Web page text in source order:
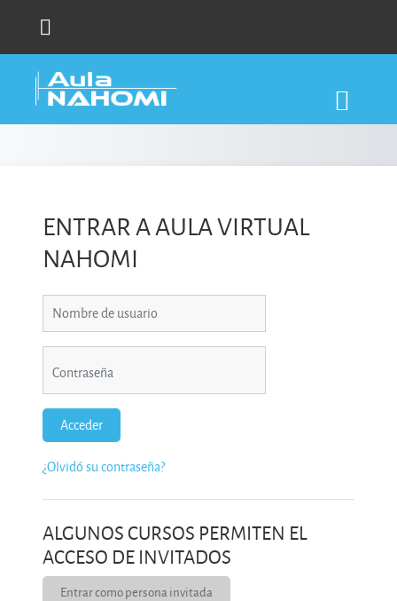
ENTRAR A AULA VIRTUAL
NAHOMI
Nombre de usuario
Acceder
¿Olvidó su contraseña?
ALGUNOS CURSOS PERMITEN EL
ACCESO DE INVITADOS
Entrar como persona invitada